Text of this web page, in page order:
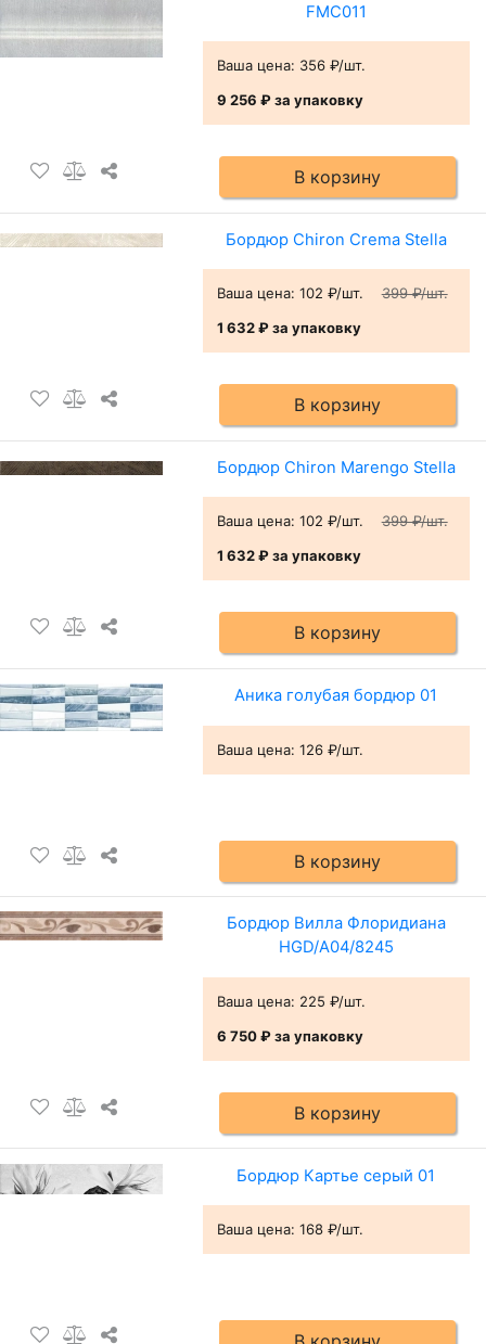
FMC011
Ваша цена: 356 ₽/шт.
9 256 ₽за упаковку
В корзину
Бордюр Chiron Crema Stella
Ваша цена: 102 ₽/шт.
399 ₽/шт.
1 632 ₽за упаковку
В корзину
Бордюр Chiron Marengo Stella
Ваша цена: 102 ₽/шт.
399 ₽/шт.
1 632 ₽за упаковку
В корзину
Аника голубая бордюр 01
Ваша цена: 126 ₽/шт.
В корзину
Бордюр Вилла Флоридиана
HGD/A04/8245
Ваша цена: 225 ₽/шт.
6 750 ₽за упаковку
В корзину
Бордюр Картье серый 01
Ваша цена: 168 ₽/шт.